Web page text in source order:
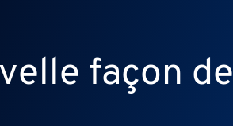
façon de